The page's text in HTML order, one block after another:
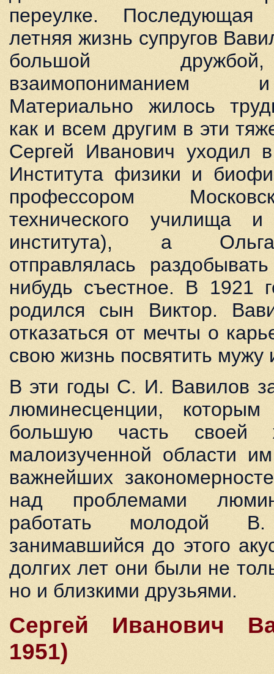
переулке. Последующая
летняя жизнь супругов
большой
взаимопониманием
Материально жилось
как и всем другим в эти
Сергей Иванович уходил
Института физики и
профессором
технического училища и
института), а
отправлялась
нибудь съестное. В 1921
родился сын Виктор.
отказаться от мечты о
свою жизнь посвятить мужу
В эти годы С. И. Вавилов
люминесценции,
большую часть
малоизученной области
важнейших
над проблемами
работать молодой
занимавшийся до этого
долгих лет они были не
но и близкими друзьями.
Сергей Иванович
1951)